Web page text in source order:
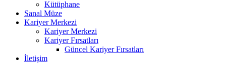
Kütüphane
Sanal Müze
Kariyer Merkezi
Kariyer Merkezi
Kariyer Fırsatları
Güncel Kariyer Fırsatları
İletişim